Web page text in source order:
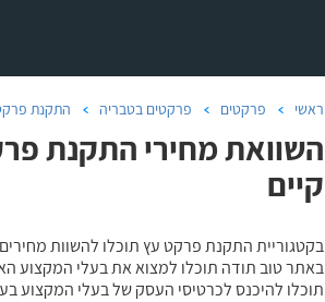
ראשי פרקטים פרקטים בטבריה התקנת
השוואת מחירי התקנת
קיים
בקטגוריית התקנת פרקט עץ תוכלו להשוות
באתר טוב תודה תוכלו למצוא את בעלי המקצוע
תוכלו להיכנס לכרטיסי העסק של בעלי המקצוע